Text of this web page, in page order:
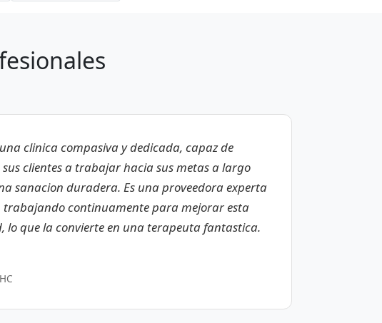
clinica compasiva y dedicada, capaz de
clientes a trabajar hacia sus metas a largo
sanacion duradera. Es una proveedora experta
trabajando continuamente para mejorar esta
lo que la convierte en una terapeuta fantastica.